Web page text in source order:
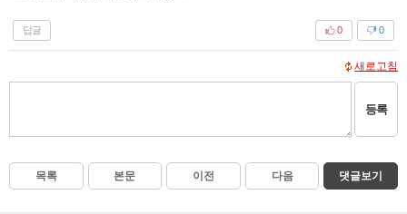
답글 0
0
새로고침
등록
목록 본문 이전 다음 댓글보기